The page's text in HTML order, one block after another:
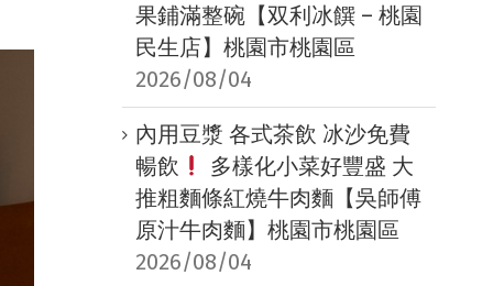
果鋪滿整碗【双利冰饌 – 桃園
民生店】桃園市桃園區
2026/08/04
內用豆漿 各式茶飲 冰沙免費
暢飲
多樣化小菜好豐盛 大
推粗麵條紅燒牛肉麵【吳師傅
原汁牛肉麵】桃園市桃園區
2026/08/04